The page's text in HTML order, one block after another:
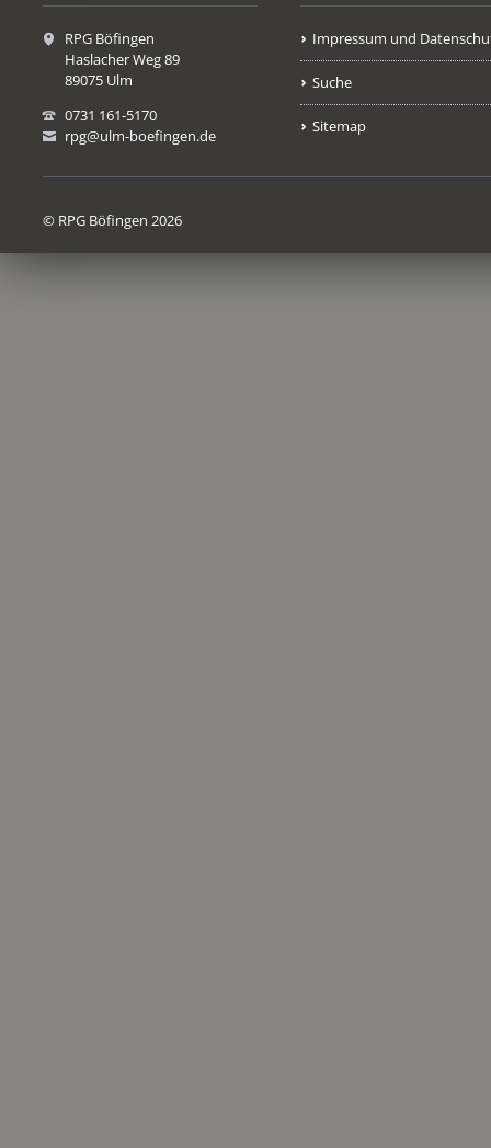
RPG Böfingen
Haslacher Weg 89
89075 Ulm
0731 161-5170
rpg@ulm-boefingen.de
Impressum und
Suche
Sitemap
© RPG Böfingen 2026